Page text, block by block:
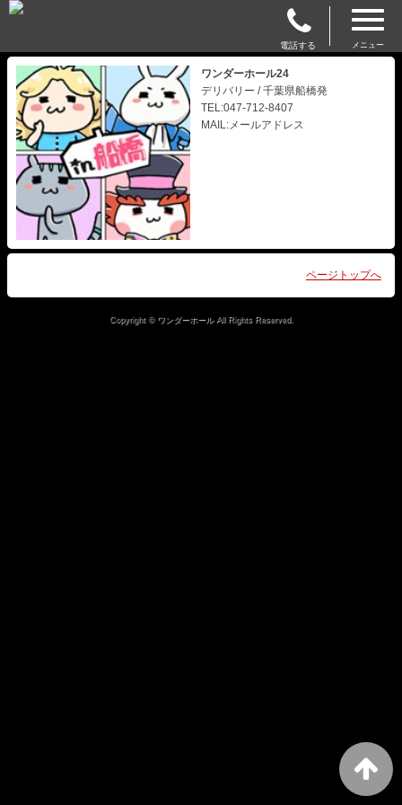
電話する メニュー
ワンダーホール24
デリバリー / 千葉県船橋発
TEL:047-712-8407
MAIL:メールアドレス
ページトップへ
Copyright © ワンダーホール All Rights Reserved.